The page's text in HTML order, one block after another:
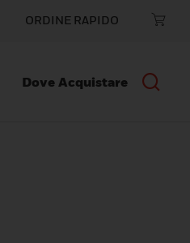
ORDINE RAPIDO
Dove Acquistare